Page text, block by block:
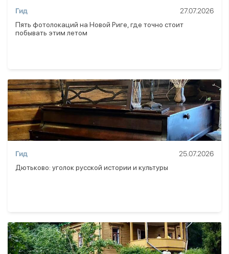
Гид
27.07.2026
Пять фотолокаций на Новой Риге, где точно стоит
побывать этим летом
Гид
25.07.2026
Дютьково: уголок русской истории и культуры